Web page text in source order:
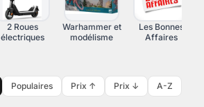
2 Roues
électriques
Warhammer et
modélisme
Les Bonnes
Affaires
Populaires Prix ↑ Prix ↓ A-Z